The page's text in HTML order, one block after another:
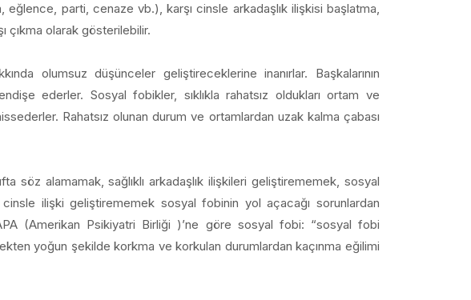
parti, cenaze vb.), karşı cinsle arkadaşlık ilişkisi başlatma,
çıkma olarak gösterilebilir.
olumsuz düşünceler geliştireceklerine inanırlar. Başkalarının
ederler. Sosyal fobikler, sıklıkla rahatsız oldukları ortam ve
Rahatsız olunan durum ve ortamlardan uzak kalma çabası
söz alamamak, sağlıklı arkadaşlık ilişkileri geliştirememek, sosyal
ilişki geliştirememek sosyal fobinin yol açacağı sorunlardan
APA (Amerikan Psikiyatri Birliği )’ne göre sosyal fobi: “sosyal fobi
yoğun şekilde korkma ve korkulan durumlardan kaçınma eğilimi